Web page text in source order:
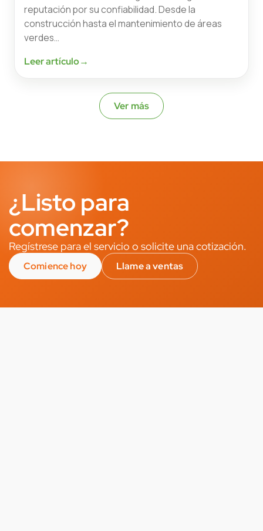
reputación por su confiabilidad. Desde la
construcción hasta el mantenimiento de áreas
verdes…
Leer artículo→
Ver más
¿Listo para
comenzar?
Regístrese para el servicio o solicite una cotización.
Comience hoy Llame a ventas